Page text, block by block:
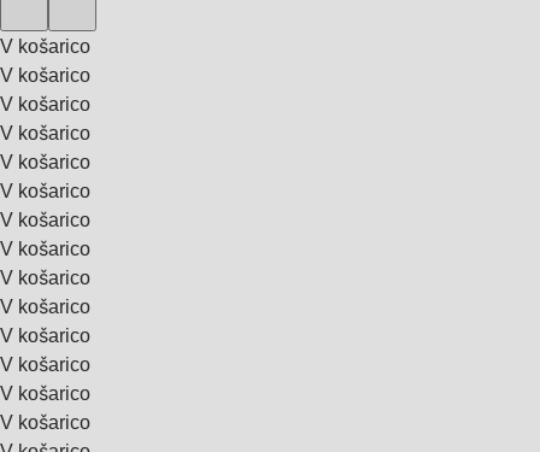
V košarico
V košarico
V košarico
V košarico
V košarico
V košarico
V košarico
V košarico
V košarico
V košarico
V košarico
V košarico
V košarico
V košarico